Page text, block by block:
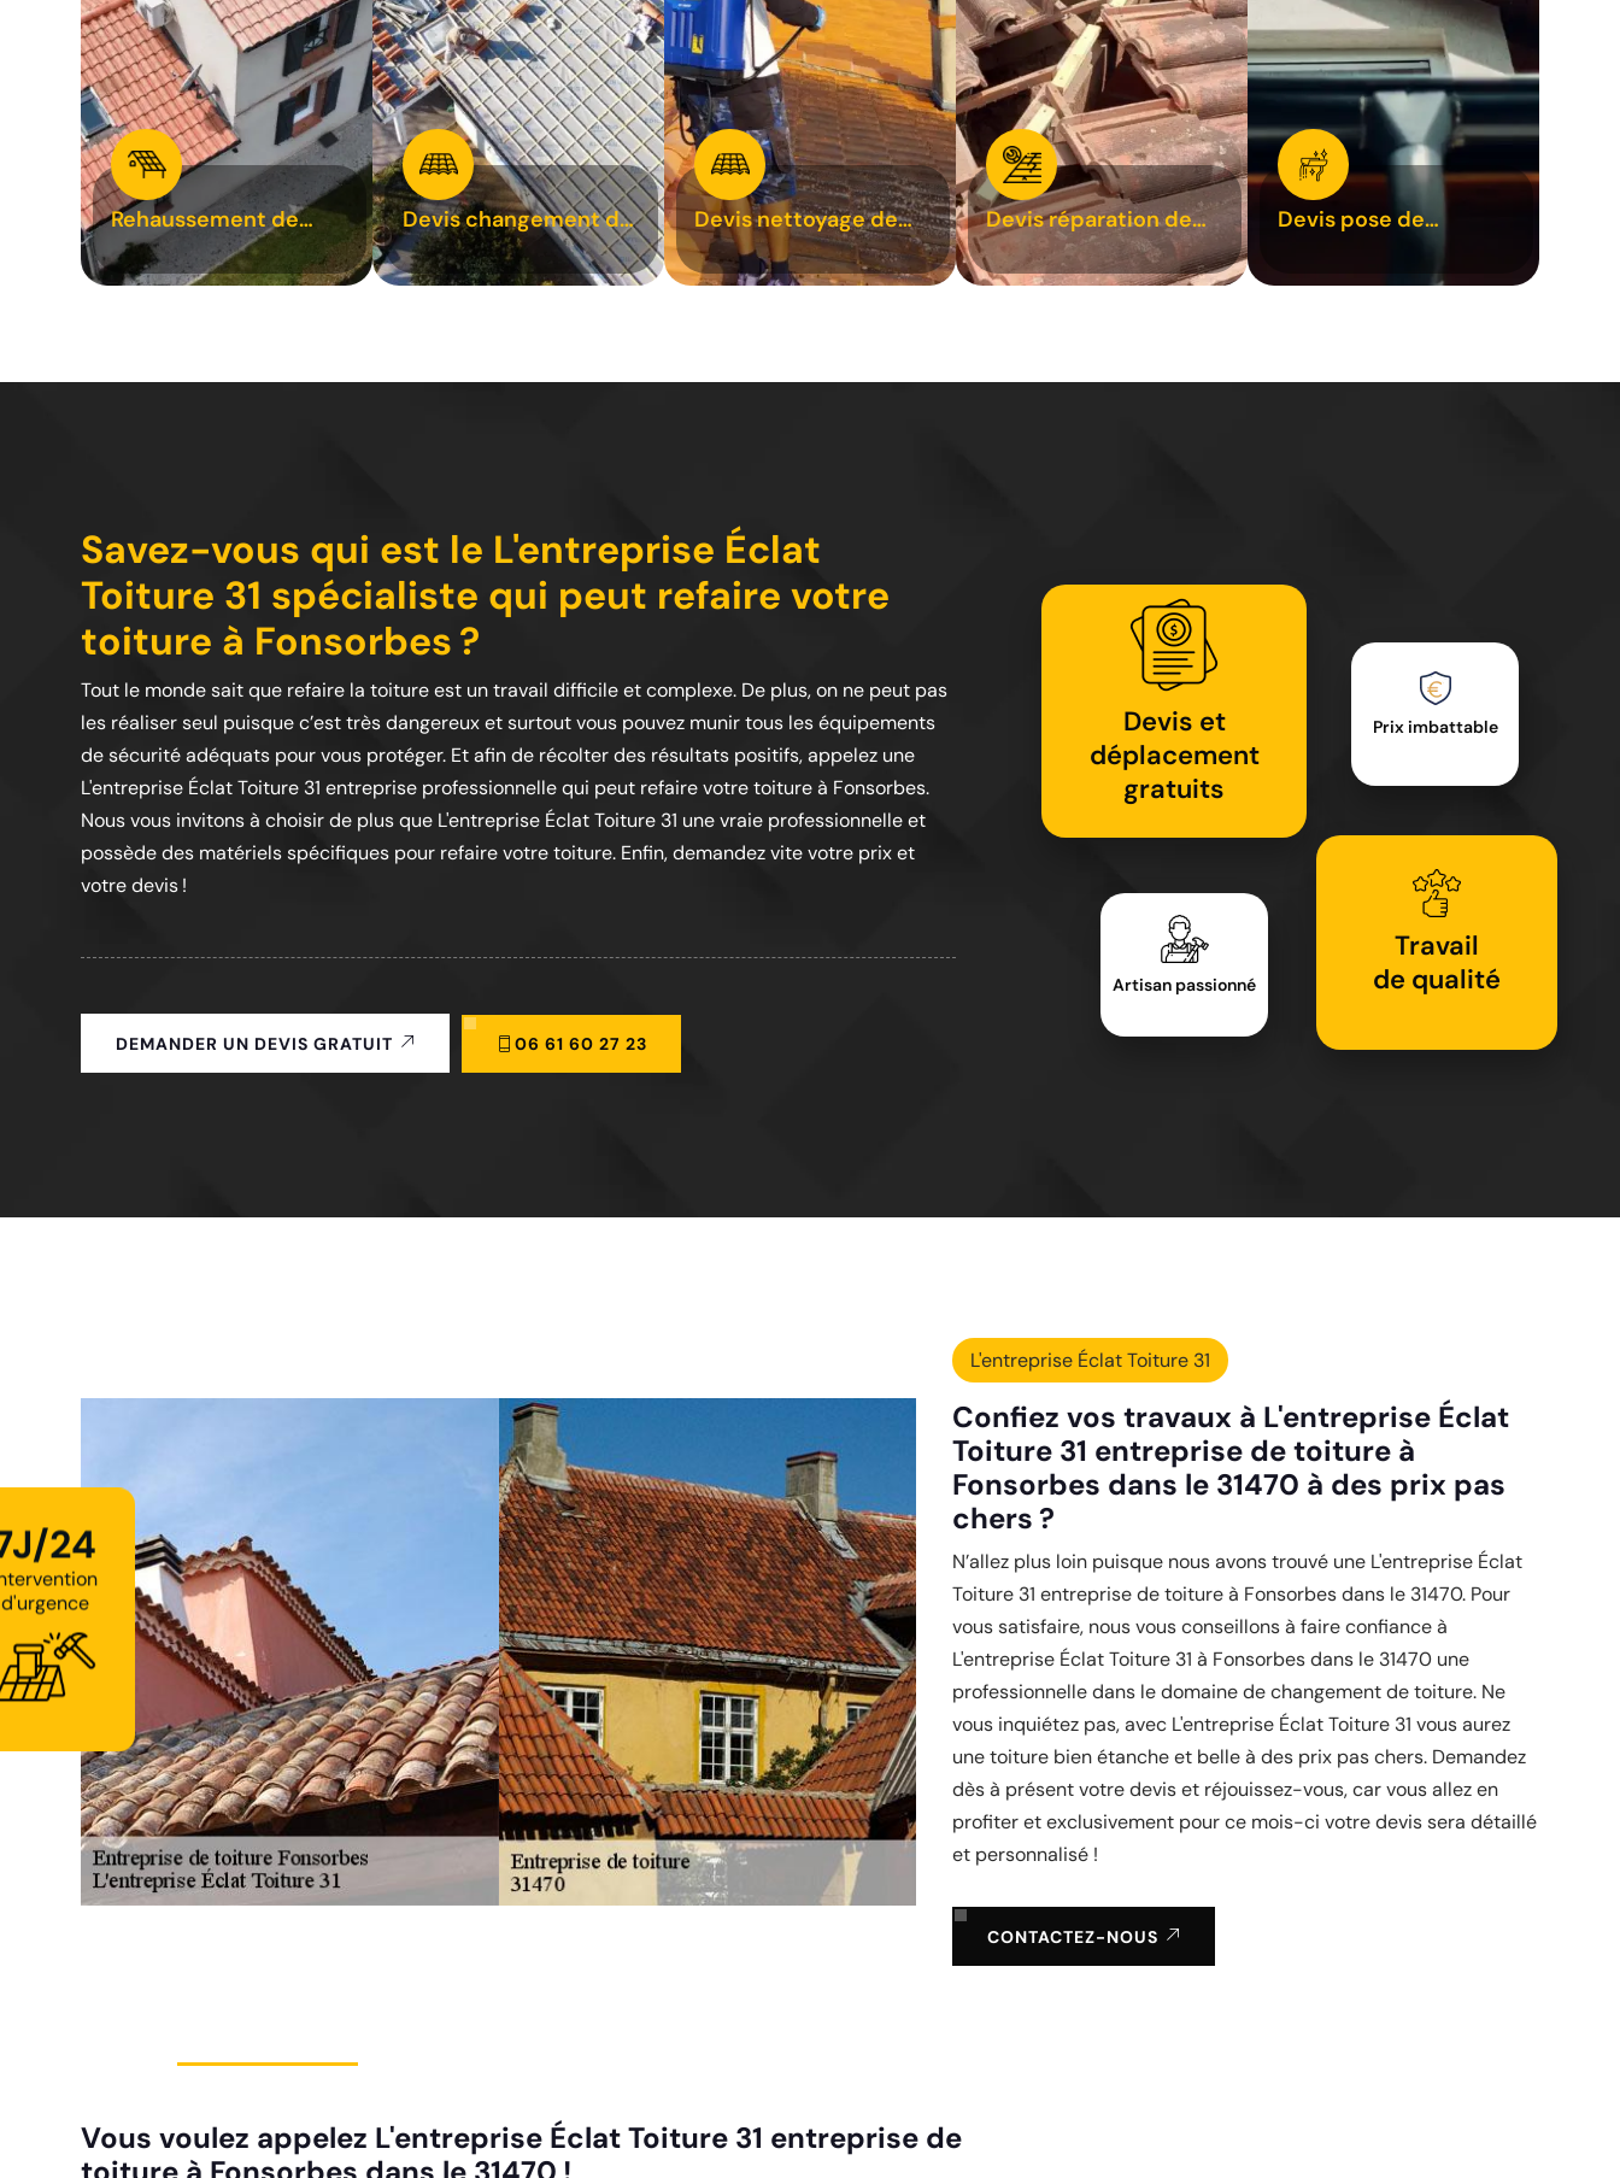
Rehaussement de
toiture 31
Devis changement de
tuile 31
Devis nettoyage de
toiture 31
Devis réparation de
toiture 31
Devis pose de
Savez-vous qui est le L'entreprise Éclat
Toiture 31 spécialiste qui peut refaire votre
toiture à Fonsorbes ?
Tout le monde sait que refaire la toiture est un travail difficile et complexe. De plus, on ne peut pas
les réaliser seul puisque c’est très dangereux et surtout vous pouvez munir tous les équipements
de sécurité adéquats pour vous protéger. Et afin de récolter des résultats positifs, appelez une
L'entreprise Éclat Toiture 31 entreprise professionnelle qui peut refaire votre toiture à Fonsorbes.
Nous vous invitons à choisir de plus que L'entreprise Éclat Toiture 31 une vraie professionnelle et
possède des matériels spécifiques pour refaire votre toiture. Enfin, demandez vite votre prix et
votre devis !
Devis et
déplacement
gratuits
Artisan passionné
Prix imbattable
Travail
de qualité
DEMANDER UN DEVIS GRATUIT 06 61 60 27 23
24
d'urgence
L'entreprise Éclat Toiture 31
Confiez vos travaux à L'entreprise Éclat
Toiture 31 entreprise de toiture à
Fonsorbes dans le 31470 à des prix pas
chers ?
N’allez plus loin puisque nous avons trouvé une L'entreprise Éclat
Toiture 31 entreprise de toiture à Fonsorbes dans le 31470. Pour
vous satisfaire, nous vous conseillons à faire confiance à
L'entreprise Éclat Toiture 31 à Fonsorbes dans le 31470 une
professionnelle dans le domaine de changement de toiture. Ne
vous inquiétez pas, avec L'entreprise Éclat Toiture 31 vous aurez
une toiture bien étanche et belle à des prix pas chers. Demandez
dès à présent votre devis et réjouissez-vous, car vous allez en
profiter et exclusivement pour ce mois-ci votre devis sera détaillé
et personnalisé !
CONTACTEZ-NOUS
Vous voulez appelez L'entreprise Éclat Toiture 31 entreprise de